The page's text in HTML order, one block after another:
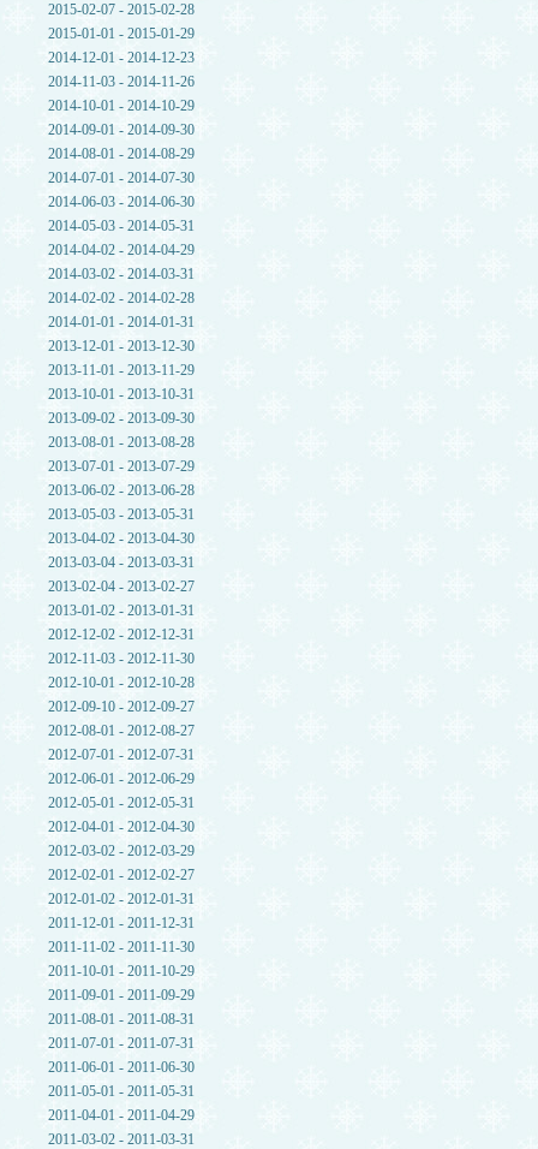
2015-02-07 - 2015-02-28
2015-01-01 - 2015-01-29
2014-12-01 - 2014-12-23
2014-11-03 - 2014-11-26
2014-10-01 - 2014-10-29
2014-09-01 - 2014-09-30
2014-08-01 - 2014-08-29
2014-07-01 - 2014-07-30
2014-06-03 - 2014-06-30
2014-05-03 - 2014-05-31
2014-04-02 - 2014-04-29
2014-03-02 - 2014-03-31
2014-02-02 - 2014-02-28
2014-01-01 - 2014-01-31
2013-12-01 - 2013-12-30
2013-11-01 - 2013-11-29
2013-10-01 - 2013-10-31
2013-09-02 - 2013-09-30
2013-08-01 - 2013-08-28
2013-07-01 - 2013-07-29
2013-06-02 - 2013-06-28
2013-05-03 - 2013-05-31
2013-04-02 - 2013-04-30
2013-03-04 - 2013-03-31
2013-02-04 - 2013-02-27
2013-01-02 - 2013-01-31
2012-12-02 - 2012-12-31
2012-11-03 - 2012-11-30
2012-10-01 - 2012-10-28
2012-09-10 - 2012-09-27
2012-08-01 - 2012-08-27
2012-07-01 - 2012-07-31
2012-06-01 - 2012-06-29
2012-05-01 - 2012-05-31
2012-04-01 - 2012-04-30
2012-03-02 - 2012-03-29
2012-02-01 - 2012-02-27
2012-01-02 - 2012-01-31
2011-12-01 - 2011-12-31
2011-11-02 - 2011-11-30
2011-10-01 - 2011-10-29
2011-09-01 - 2011-09-29
2011-08-01 - 2011-08-31
2011-07-01 - 2011-07-31
2011-06-01 - 2011-06-30
2011-05-01 - 2011-05-31
2011-04-01 - 2011-04-29
2011-03-02 - 2011-03-31